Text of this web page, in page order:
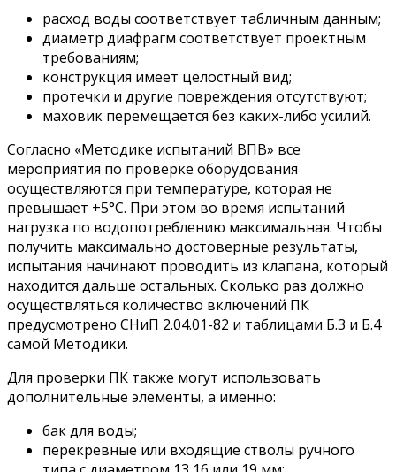
расход воды соответствует табличным данным;
диаметр диафрагм соответствует проектным
требованиям;
конструкция имеет целостный вид;
протечки и другие повреждения отсутствуют;
маховик перемещается без каких-либо усилий.
Согласно «Методике испытаний ВПВ» все
мероприятия по проверке оборудования
осуществляются при температуре, которая не
превышает +5°С. При этом во время испытаний
нагрузка по водопотреблению максимальная. Чтобы
получить максимально достоверные результаты,
испытания начинают проводить из клапана, который
находится дальше остальных. Сколько раз должно
осуществляться количество включений ПК
предусмотрено СНиП 2.04.01-82 и таблицами Б.3 и Б.4
самой Методики.
Для проверки ПК также могут использовать
дополнительные элементы, а именно:
бак для воды;
перекревные или входящие стволы ручного